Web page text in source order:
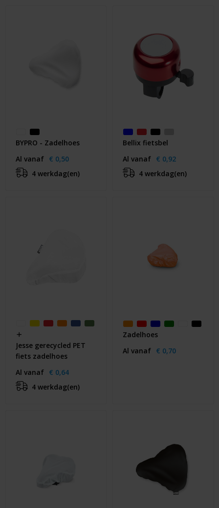
Cadeaubonnen
BYPRO - Zadelhoes
Al vanaf € 0,50
4 werkdag(en)
Bellix fietsbel
Al vanaf € 0,92
4 werkdag(en)
Jesse gerecycled PET
fiets zadelhoes
Al vanaf € 0,64
4 werkdag(en)
Zadelhoes
Al vanaf € 0,70